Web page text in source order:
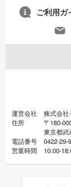
ご利用ガ
運営会社
株式会社
住所
〒180-
東京都武
電話番号
0422-29-
営業時間
10:00-